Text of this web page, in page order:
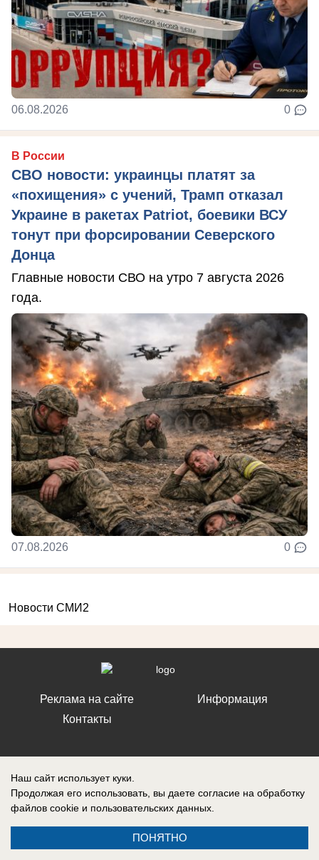
06.08.2026 0
В России
СВО новости: украинцы платят за
«похищения» с учений, Трамп отказал
Украине в ракетах Patriot, боевики ВСУ
тонут при форсировании Северского
Донца
Главные новости СВО на утро 7 августа 2026
года.
07.08.2026 0
Новости СМИ2
Реклама на сайте
Контакты
Информация
Запись о регистрации СМИ: ЭЛ № ФС 77 – 86242, выдано
Федеральной службой по надзору в сфере связи, информационных
технологий и массовых коммуникаций (Роскомнадзор) 10 ноября 2023
г.
Наш сайт использует куки.
Продолжая его использовать, вы даете согласие на обработку
файлов cookie и пользовательских данных.
ПОНЯТНО